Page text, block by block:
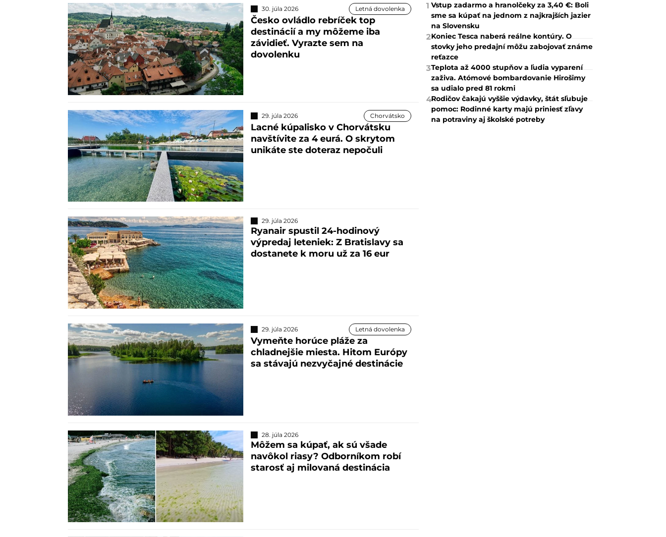
30. júla 2026 Letná dovolenka
Česko ovládlo rebríček top
destinácií a my môžeme iba
závidieť. Vyrazte sem na
dovolenku
29. júla 2026 Chorvátsko
Lacné kúpalisko v Chorvátsku
navštívite za 4 eurá. O skrytom
unikáte ste doteraz nepočuli
29. júla 2026
Ryanair spustil 24-hodinový
výpredaj leteniek: Z Bratislavy sa
dostanete k moru už za 16 eur
29. júla 2026 Letná dovolenka
Vymeňte horúce pláže za
chladnejšie miesta. Hitom Európy
sa stávajú nezvyčajné destinácie
28. júla 2026
Môžem sa kúpať, ak sú všade
navôkol riasy? Odborníkom robí
starosť aj milovaná destinácia
1 Vstup zadarmo a hranolčeky za 3,40 €: Boli
sme sa kúpať na jednom z najkrajších jazier
na Slovensku
2Koniec Tesca naberá reálne kontúry. O
stovky jeho predajní môžu zabojovať známe
reťazce
3Teplota až 4000 stupňov a ľudia vyparení
zaživa. Atómové bombardovanie Hirošimy
sa udialo pred 81 rokmi
4Rodičov čakajú vyššie výdavky, štát sľubuje
pomoc: Rodinné karty majú priniesť zľavy
na potraviny aj školské potreby